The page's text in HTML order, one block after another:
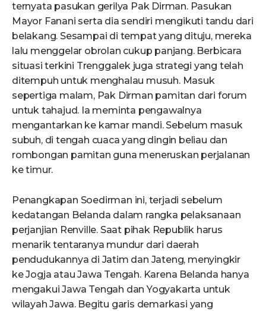
ternyata pasukan gerilya Pak Dirman. Pasukan
Mayor Fanani serta dia sendiri mengikuti tandu dari
belakang. Sesampai di tempat yang dituju, mereka
lalu menggelar obrolan cukup panjang. Berbicara
situasi terkini Trenggalek juga strategi yang telah
ditempuh untuk menghalau musuh. Masuk
sepertiga malam, Pak Dirman pamitan dari forum
untuk tahajud. Ia meminta pengawalnya
mengantarkan ke kamar mandi. Sebelum masuk
subuh, di tengah cuaca yang dingin beliau dan
rombongan pamitan guna meneruskan perjalanan
ke timur.
Penangkapan Soedirman ini, terjadi sebelum
kedatangan Belanda dalam rangka pelaksanaan
perjanjian Renville. Saat pihak Republik harus
menarik tentaranya mundur dari daerah
pendudukannya di Jatim dan Jateng, menyingkir
ke Jogja atau Jawa Tengah. Karena Belanda hanya
mengakui Jawa Tengah dan Yogyakarta untuk
wilayah Jawa. Begitu garis demarkasi yang